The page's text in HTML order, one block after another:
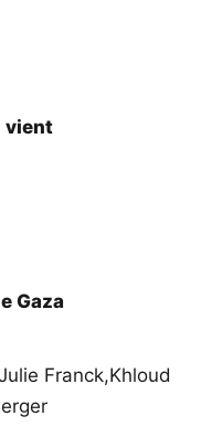
vient
Gaza
Franck,Khloud